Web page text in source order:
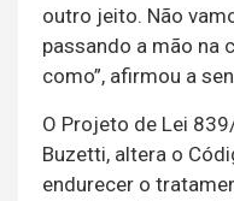
outro jeito. Não
passando a mão na
como”, afirmou a
O Projeto de Lei
Buzetti, altera o
endurecer o